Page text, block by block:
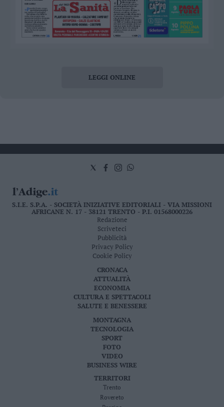
LEGGI ONLINE
S.I.E. S.P.A. - SOCIETÀ INIZIATIVE EDITORIALI - VIA MISSIONI
AFRICANE N. 17 - 38121 TRENTO - P.I. 01568000226
Redazione
Scriveteci
Pubblicità
Privacy Policy
Cookie Policy
CRONACA
ATTUALITÀ
ECONOMIA
CULTURA E SPETTACOLI
SALUTE E BENESSERE
MONTAGNA
TECNOLOGIA
SPORT
FOTO
VIDEO
BUSINESS WIRE
TERRITORI
Trento
Rovereto